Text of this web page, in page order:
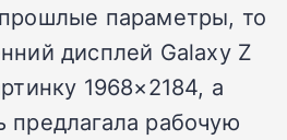
параметры, то
дисплей Galaxy Z
1968×2184, а
предлагала рабочую